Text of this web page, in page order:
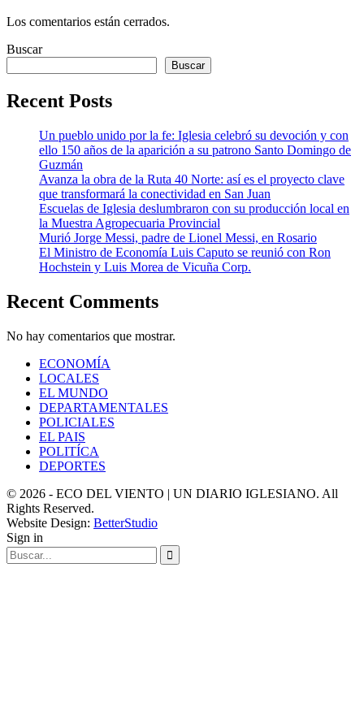
Los comentarios están cerrados.
Buscar
Buscar
Recent Posts
Un pueblo unido por la fe: Iglesia celebró su devoción y con
ello 150 años de la aparición a su patrono Santo Domingo de
Guzmán
Avanza la obra de la Ruta 40 Norte: así es el proyecto clave
que transformará la conectividad en San Juan
Escuelas de Iglesia deslumbraron con su producción local en
la Muestra Agropecuaria Provincial
Murió Jorge Messi, padre de Lionel Messi, en Rosario
El Ministro de Economía Luis Caputo se reunió con Ron
Hochstein y Luis Morea de Vicuña Corp.
Recent Comments
No hay comentarios que mostrar.
ECONOMÍA
LOCALES
EL MUNDO
DEPARTAMENTALES
POLICIALES
EL PAIS
POLITÍCA
DEPORTES
© 2026 - ECO DEL VIENTO | UN DIARIO IGLESIANO. All
Rights Reserved.
Website Design: BetterStudio
Sign in